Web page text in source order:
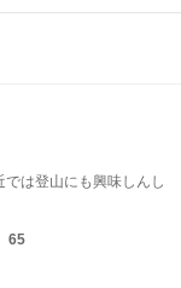
は登山にも興味しんし
65